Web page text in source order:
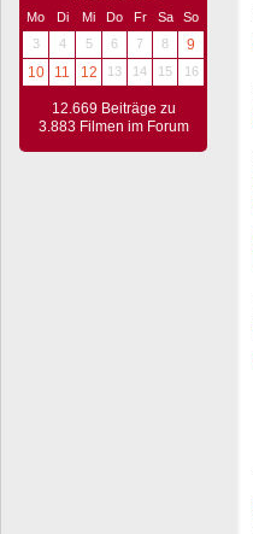
Mo Di Mi Do Fr Sa
So
3
4 5 6 7 8
9
10
11 12 13 14 15 16
12.669 Beiträge zu
3.883 Filmen im Forum